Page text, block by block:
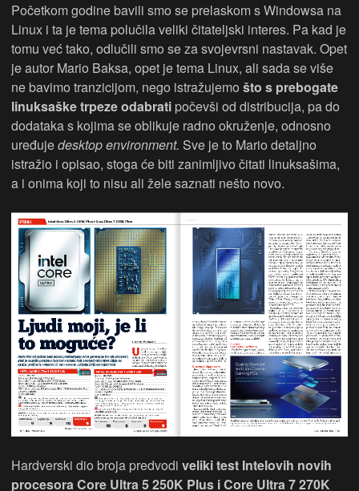
Početkom godine bavili smo se prelaskom s Windowsa na
Linux i ta je tema polučila veliki čitateljski interes. Pa kad je
tomu već tako, odlučili smo se za svojevrsni nastavak. Opet
je autor Mario Baksa, opet je tema Linux, ali sada se više
ne bavimo tranzicijom, nego istražujemo što s prebogate
linuksaške trpeze odabrati počevši od distribucija, pa do
dodataka s kojima se oblikuje radno okruženje, odnosno
uređujedesktop environment. Sve je to Mario detaljno
istražio i opisao, stoga će biti zanimljivo čitati linuksašima,
a i onima koji to nisu ali žele saznati nešto novo.
Hardverski dio broja predvodi veliki test Intelovih novih
procesora Core Ultra 5 250K Plus i Core Ultra 7 270K